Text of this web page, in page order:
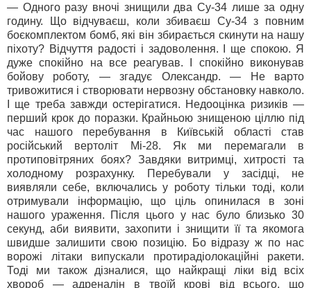
— Одного разу вночі знищили два Су-34 лише за одну
годину. Що відчуваєш, коли збиваєш Су-34 з повним
боєкомплектом бомб, які він збирається скинути на нашу
піхоту? Відчуття радості і задоволення. І ще спокою. Я
дуже спокійно на все реагував. І спокійно виконував
бойову роботу, — згадує Олександр. — Не варто
тривожитися і створювати нервозну обстановку навколо.
І ще треба завжди остерігатися. Недооцінка ризиків —
перший крок до поразки. Крайньою знищеною ціллю під
час нашого перебування в Київській області став
російський вертоліт Мі-28. Як ми перемагали в
протиповітряних боях? Завдяки витримці, хитрості та
холодному розрахунку. Перебували у засідці, не
виявляли себе, включались у роботу тільки тоді, коли
отримували інформацію, що ціль опинилася в зоні
нашого ураження. Після цього у нас було близько 30
секунд, аби виявити, захопити і знищити її та якомога
швидше залишити свою позицію. Бо відразу ж по нас
ворожі літаки випускали протирадіолокаційні ракети.
Тоді ми також дізналися, що найкращі ліки від всіх
хвороб — адреналін в твоїй крові від всього, що